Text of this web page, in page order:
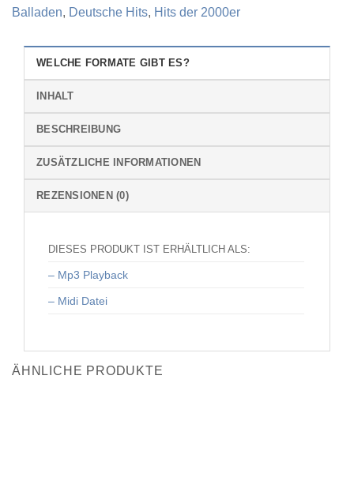
Balladen, Deutsche Hits, Hits der 2000er
WELCHE FORMATE GIBT ES?
INHALT
BESCHREIBUNG
ZUSÄTZLICHE INFORMATIONEN
REZENSIONEN (0)
DIESES PRODUKT IST ERHÄLTLICH ALS:
– Mp3 Playback
– Midi Datei
ÄHNLICHE PRODUKTE